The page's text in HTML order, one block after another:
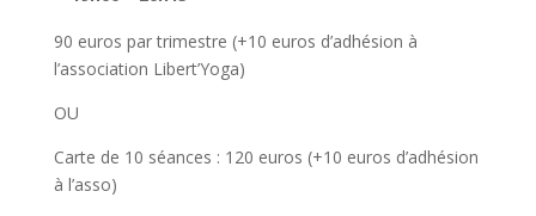
90 euros par trimestre (+10 euros d’adhésion à
l’association Libert’Yoga)
OU
Carte de 10 séances : 120 euros (+10 euros d’adhésion
à l’asso)